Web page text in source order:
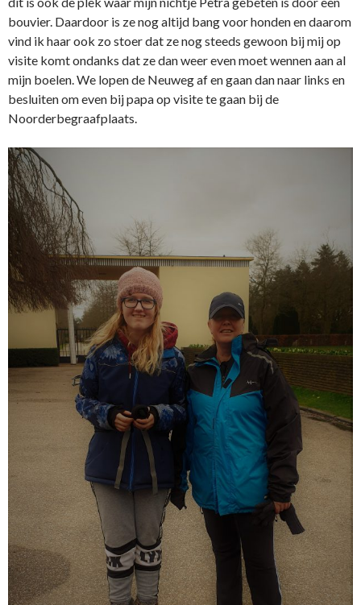
bouvier. Daardoor is ze nog altijd bang voor honden en daarom
vind ik haar ook zo stoer dat ze nog steeds gewoon bij mij op
visite komt ondanks dat ze dan weer even moet wennen aan al
mijn boelen. We lopen de Neuweg af en gaan dan naar links en
besluiten om even bij papa op visite te gaan bij de
Noorderbegraafplaats.